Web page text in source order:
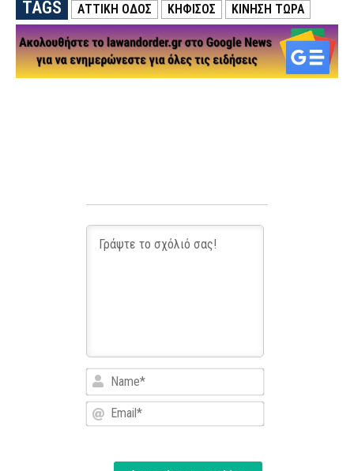
TAGS ΑΤΤΙΚΗ ΟΔΟΣ ΚΗΦΙΣΟΣ ΚΊΝΗΣΗ ΤΏΡΑ
Name*
Email*